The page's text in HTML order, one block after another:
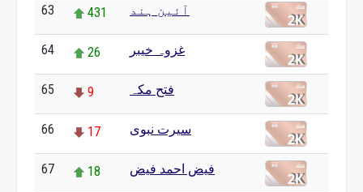
63 431 آئین ہند
64 26 غزوہ خیبر
65 9 فتح مکہ
66 17 سیرت نبوی
67 18 فیض احمد فیض